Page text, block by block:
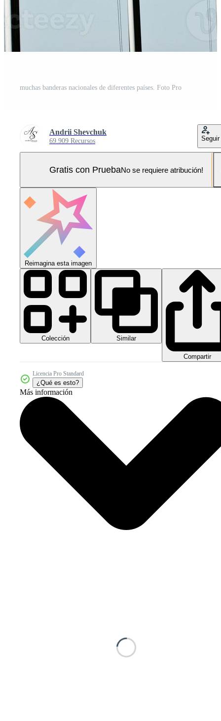
muchas banderas nacionales de diferentes países. Foto Pro
Andrii Shevchuk
69.909 Recursos Seguir
Gratis con PruebaNo se requiere atribución!
Reimagina esta imagen
Colección Similar
Compartir
Licencia Pro Standard
¿Qué es esto?
Más información